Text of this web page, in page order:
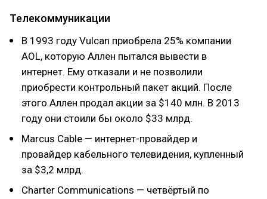
Телекоммуникации
В 1993 году Vulcan приобрела 25% компании
AOL, которую Аллен пытался вывести в
интернет. Ему отказали и не позволили
приобрести контрольный пакет акций. После
этого Аллен продал акции за $140 млн. В 2013
году они стоили бы около $33 млрд.
Marcus Cable — интернет-провайдер и
провайдер кабельного телевидения, купленный
за $3,2 млрд.
Charter Communications — четвёртый по